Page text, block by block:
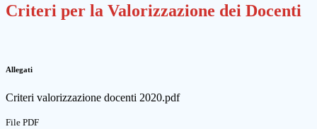
Criteri per la Valorizzazione dei Docenti
Allegati
Criteri valorizzazione docenti 2020.pdf
File PDF